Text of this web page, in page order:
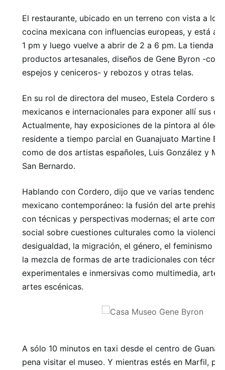
El restaurante, ubicado en un terreno con vista a los
cocina mexicana con influencias europeas, y está
1 pm y luego vuelve a abrir de 2 a 6 pm. La tienda
productos artesanales, diseños de Gene Byron -
espejos y ceniceros- y rebozos y otras telas.
En su rol de directora del museo, Estela Cordero
mexicanos e internacionales para exponer allí sus
Actualmente, hay exposiciones de la pintora al óleo
residente a tiempo parcial en Guanajuato Martine
como de dos artistas españoles, Luis González y
San Bernardo.
Hablando con Cordero, dijo que ve varias
mexicano contemporáneo: la fusión del arte
con técnicas y perspectivas modernas; el arte como
social sobre cuestiones culturales como la violencia,
desigualdad, la migración, el género, el feminismo y
la mezcla de formas de arte tradicionales con
experimentales e inmersivas como multimedia, arte
artes escénicas.
A sólo 10 minutos en taxi desde el centro de
pena visitar el museo. Y mientras estés en Marfil,